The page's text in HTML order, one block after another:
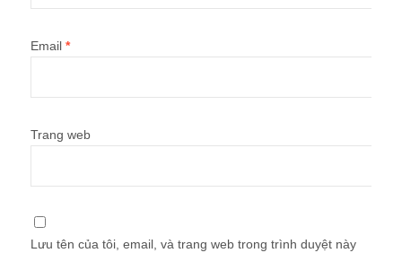
Email *
Trang web
Lưu tên của tôi, email, và trang web trong trình duyệt này